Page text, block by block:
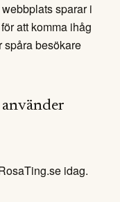
sparar i
att komma ihåg
spåra besökare
använder
idag.